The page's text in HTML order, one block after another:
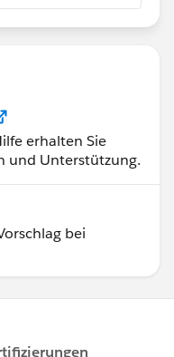
erhalten Sie
und Unterstützung.
bei